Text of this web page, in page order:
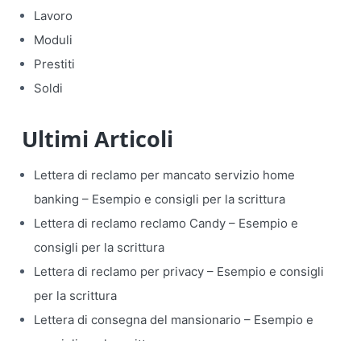
Lavoro
Moduli
Prestiti
Soldi
Ultimi Articoli
Lettera di reclamo per mancato servizio home
banking​ – Esempio e consigli per la scrittura
Lettera di reclamo reclamo Candy​ – Esempio e
consigli per la scrittura
Lettera di reclamo per privacy​ – Esempio e consigli
per la scrittura
Lettera di consegna del mansionario​ – Esempio e